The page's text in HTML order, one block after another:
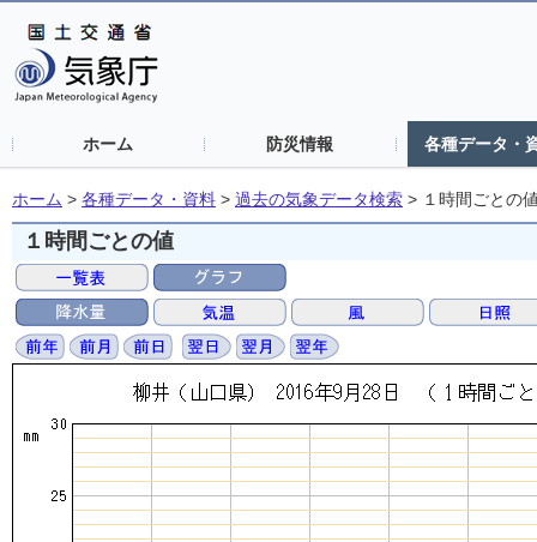
ホーム 防災情報 各種データ・
ホーム > 各種データ・資料 > 過去の気象データ検索 > １時間ごとの
１時間ごとの値